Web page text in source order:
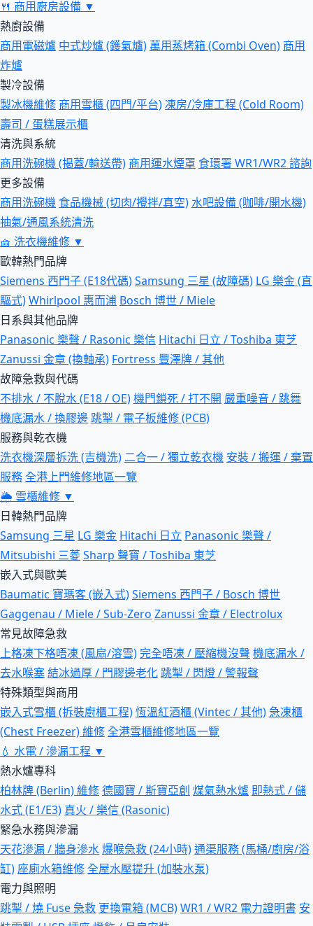
🍴 商用廚房設備 ▼
熱廚設備
商用電磁爐 中式炒爐 (鑊氣爐) 萬用蒸烤箱 (Combi Oven) 商用
炸爐
製冷設備
製冰機維修 商用雪櫃 (四門/平台)凍房/冷庫工程 (Cold Room)
壽司 / 蛋糕展示櫃
清洗與系統
商用洗碗機 (揭蓋/輸送帶) 商用運水煙罩 食環署 WR1/WR2 諮詢
更多設備
商用洗碗機 食品機械 (切肉/攪拌/真空)水吧設備 (咖啡/開水機)
抽氣/通風系統清洗
🧺 洗衣機維修 ▼
歐韓熱門品牌
Siemens 西門子 (E18代碼)Samsung 三星 (故障碼) LG 樂金 (直
驅式)Whirlpool 惠而浦 Bosch 博世 / Miele
日系與其他品牌
Panasonic 樂聲 / Rasonic 樂信 Hitachi 日立 / Toshiba 東芝
Zanussi 金章 (換軸承) Fortress 豐澤牌 / 其他
故障急救與代碼
不排水 / 不脫水 (E18 / OE)機門鎖死 / 打不開 嚴重噪音 / 跳舞
機底漏水 / 換膠邊跳掣 / 電子板維修 (PCB)
服務與乾衣機
洗衣機深層拆洗 (吉機洗) 二合一 / 獨立乾衣機 安裝 / 搬運 / 棄置
服務全港上門維修地區一覽
🌦 雪櫃維修 ▼
日韓熱門品牌
Samsung 三星 LG 樂金 Hitachi 日立 Panasonic 樂聲 /
Mitsubishi 三菱Sharp 聲寶 / Toshiba 東芝
嵌入式與歐美
Baumatic 寶瑪客 (嵌入式)Siemens 西門子 / Bosch 博世
Gaggenau / Miele / Sub-Zero Zanussi 金章 / Electrolux
常見故障急救
上格凍下格唔凍 (風扇/溶雪)完全唔凍 / 壓縮機沒聲 機底漏水 /
去水喉塞結冰過厚 / 門膠邊老化跳掣 / 閃燈 / 警報聲
特殊類型與商用
嵌入式雪櫃 (拆裝廚櫃工程)恆溫紅酒櫃 (Vintec / 其他)急凍櫃
(Chest Freezer) 維修全港雪櫃維修地區一覽
💧 水電 / 滲漏工程 ▼
熱水爐專科
柏林牌 (Berlin) 維修德國寶 / 斯寶亞創 煤氣熱水爐 即熱式 / 儲
水式 (E1/E3) 真火 / 樂信 (Rasonic)
緊急水務與滲漏
天花滲漏 / 牆身滲水爆喉急救 (24小時)通渠服務 (馬桶/廚房/浴
缸) 座廁水箱維修全屋水壓提升 (加裝水泵)
電力與照明
跳掣 / 燒 Fuse 急救 更換電箱 (MCB)WR1 / WR2 電力證明書 安